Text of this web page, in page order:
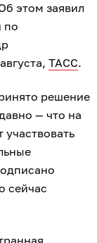
этом заявил
по
ТАСС.
решение
— что на
участвовать
сейчас